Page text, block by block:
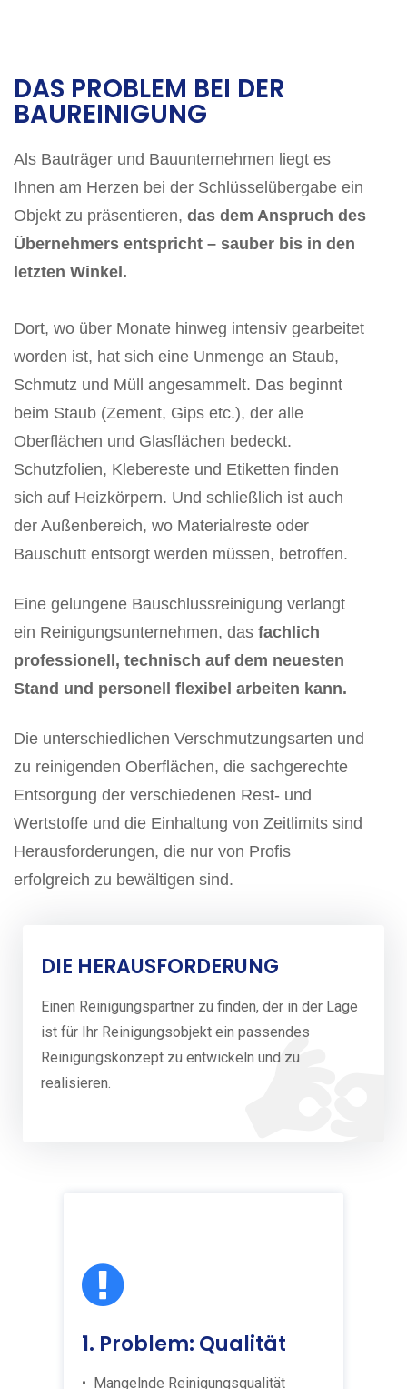
DAS PROBLEM BEI DER
BAUREINIGUNG
Als Bauträger und Bauunternehmen liegt es
Ihnen am Herzen bei der Schlüsselübergabe ein
Objekt zu präsentieren, das dem Anspruch des
Übernehmers entspricht – sauber bis in den
letzten Winkel.
Dort, wo über Monate hinweg intensiv gearbeitet
worden ist, hat sich eine Unmenge an Staub,
Schmutz und Müll angesammelt. Das beginnt
beim Staub (Zement, Gips etc.), der alle
Oberflächen und Glasflächen bedeckt.
Schutzfolien, Klebereste und Etiketten finden
sich auf Heizkörpern. Und schließlich ist auch
der Außenbereich, wo Materialreste oder
Bauschutt entsorgt werden müssen, betroffen.
Eine gelungene Bauschlussreinigung verlangt
ein Reinigungsunternehmen, das fachlich
professionell, technisch auf dem neuesten
Stand und personell flexibel arbeiten kann.
Die unterschiedlichen Verschmutzungsarten und
zu reinigenden Oberflächen, die sachgerechte
Entsorgung der verschiedenen Rest- und
Wertstoffe und die Einhaltung von Zeitlimits sind
Herausforderungen, die nur von Profis
erfolgreich zu bewältigen sind.
DIE HERAUSFORDERUNG
Einen Reinigungspartner zu finden, der in der Lage
ist für Ihr Reinigungsobjekt ein passendes
Reinigungskonzept zu entwickeln und zu
realisieren.
1. Problem: Qualität
• Mangelnde Reinigungsqualität